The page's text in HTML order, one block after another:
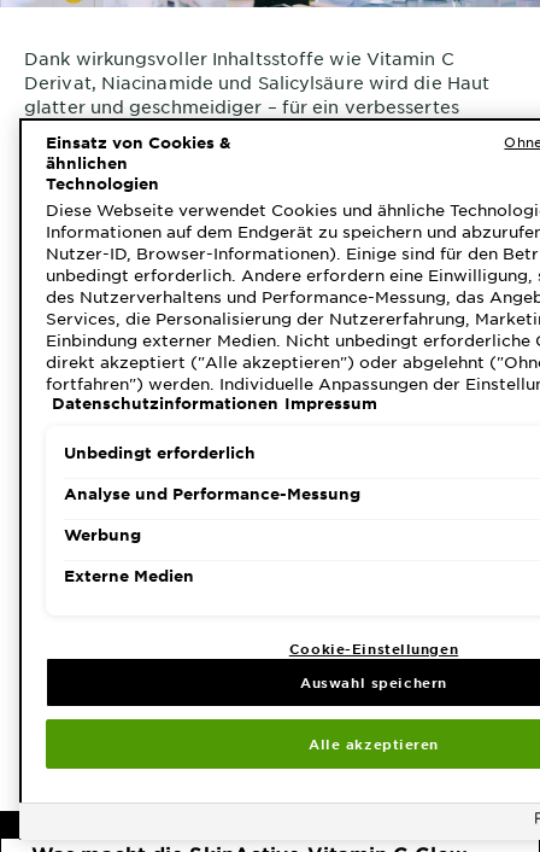
Dank wirkungsvoller Inhaltsstoffe wie Vitamin C
Derivat, Niacinamide und Salicylsäure wird die Haut
glatter und geschmeidiger – für ein verbessertes
Weitere Produkte der Vitamin C
Routine
Vitamin C Glow Booster
Einsatz von Cookies &
ähnlichen
Technologien
Diese Webseite verwendet Cookies und ähnliche
Informationen auf dem Endgerät zu speichern und
Nutzer-ID, Browser-Informationen). Einige sind für den
unbedingt erforderlich. Andere erfordern eine Einwilligung,
des Nutzerverhaltens und Performance-Messung, das
Services, die Personalisierung der Nutzererfahrung,
Einbindung externer Medien. Nicht unbedingt erforderliche
direkt akzeptiert ("Alle akzeptieren") oder abgelehnt
fortfahren") werden. Individuelle Anpassungen der
möglich und speicherbar ("Auswahl speichern"). Die
Informationen s. unsere Datenschutzinformationen.
Datenschutzinformationen Impressum
Unbedingt erforderlich
Analyse und Performance-Messung
Werbung
Externe Medien
Cookie-Einstellungen
Auswahl speichern
Alle akzeptieren